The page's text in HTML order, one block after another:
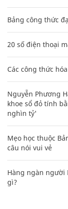
Bảng công thức
20 số điện thoại
Các công thức
Nguyễn Phương
khoe sổ đỏ tính
nghìn tỷ'
Mẹo học thuộc
câu nói vui vẻ
Hàng ngàn người
gì?